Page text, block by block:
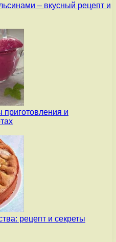
– вкусный рецепт и
и
рецепт и секреты